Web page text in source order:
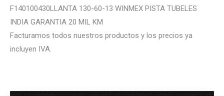
F140100430LLANTA 130-60-13 WINMEX PISTA TUBELES
INDIA GARANTIA 20 MIL KM
Facturamos todos nuestros productos y los precios ya
incluyen IVA.